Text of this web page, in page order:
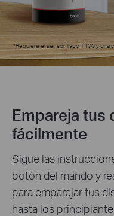
*Requiere el sensor Tapo T100 y una
Empareja tus
fácilmente
Sigue las
botón del mando y
para emparejar tus
hasta los